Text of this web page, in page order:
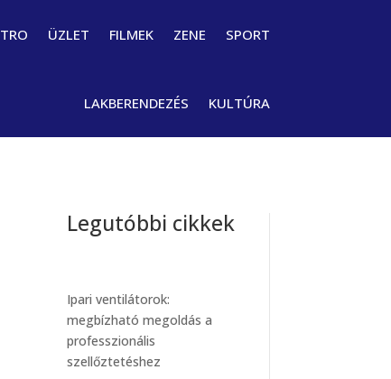
ÜZLET FILMEK ZENE SPORT
LAKBERENDEZÉS KULTÚRA
Legutóbbi cikkek
Ipari ventilátorok:
megbízható megoldás a
professzionális
szellőztetéshez